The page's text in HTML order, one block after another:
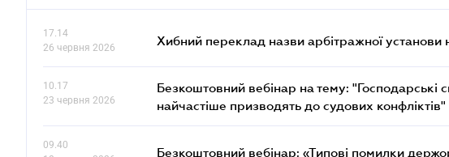
17.14
26 червня 2026
Хибний переклад назви арбітражної установи
10.17
23 червня 2026
Безкоштовний вебінар на тему: "Господарські
найчастіше призводять до судових конфліктів"
09.40
Безкоштовний вебінар: «Типові помилки